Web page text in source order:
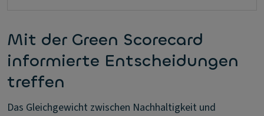
Mit der Green Scorecard
informierte Entscheidungen
treffen
Das Gleichgewicht zwischen Nachhaltigkeit und